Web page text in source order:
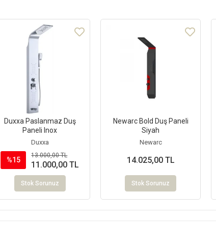
Duxxa Paslanmaz Duş
Paneli Inox
Duxxa
%15
13.000,00 TL
11.000,00 TL
Stok Sorunuz
Newarc Bold Duş Paneli
Siyah
Newarc
14.025,00 TL
Stok Sorunuz